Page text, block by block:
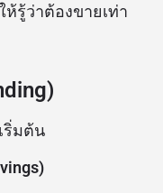
ห้รู้ว่าต้องขายเท่า
ริ่มต้น